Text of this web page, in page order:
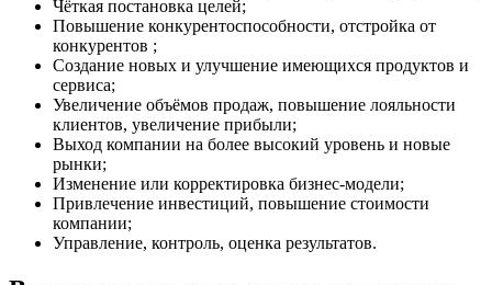
Чёткая постановка целей;
Повышение конкурентоспособности, отстройка от
конкурентов ;
Создание новых и улучшение имеющихся продуктов и
сервиса;
Увеличение объёмов продаж, повышение лояльности
клиентов, увеличение прибыли;
Выход компании на более высокий уровень и новые
рынки;
Изменение или корректировка бизнес-модели;
Привлечение инвестиций, повышение стоимости
компании;
Управление, контроль, оценка результатов.